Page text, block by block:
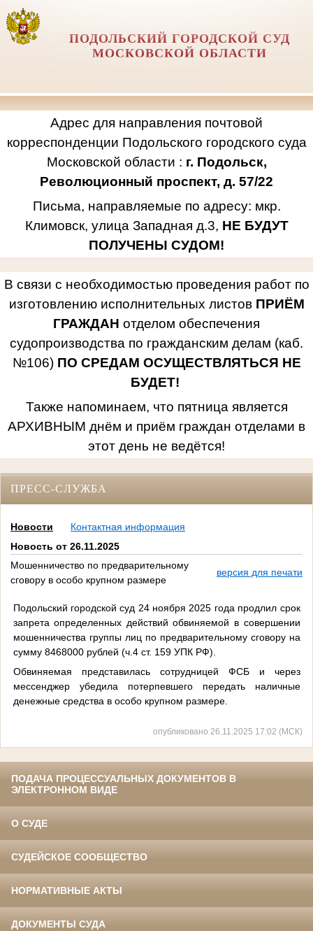
ПОДОЛЬСКИЙ ГОРОДСКОЙ СУД
МОСКОВСКОЙ ОБЛАСТИ
Адрес для направления почтовой
корреспонденции Подольского городского суда
Московской области : г. Подольск,
Революционный проспект, д. 57/22
Письма, направляемые по адресу: мкр.
Климовск, улица Западная д.3, НЕ БУДУТ
ПОЛУЧЕНЫ СУДОМ!
В связи с необходимостью проведения работ по
изготовлению исполнительных листов ПРИЁМ
ГРАЖДАН отделом обеспечения
судопроизводства по гражданским делам (каб.
№106) ПО СРЕДАМ ОСУЩЕСТВЛЯТЬСЯ НЕ
БУДЕТ!
Также напоминаем, что пятница является
АРХИВНЫМ днём и приём граждан отделами в
этот день не ведётся!
ПРЕСС-СЛУЖБА
Новости
Контактная информация
Новость от 26.11.2025
Мошенничество по предварительному
сговору в особо крупном размере
версия для печати
Подольский городской суд 24 ноября 2025 года продлил срок
запрета определенных действий обвиняемой в совершении
мошенничества группы лиц по предварительному сговору на
сумму 8468000 рублей (ч.4 ст. 159 УПК РФ).
Обвиняемая представилась сотрудницей ФСБ и через
мессенджер убедила потерпевшего передать наличные
денежные средства в особо крупном размере.
опубликовано 26.11.2025 17:02 (МСК)
ПОДАЧА ПРОЦЕССУАЛЬНЫХ ДОКУМЕНТОВ В
ЭЛЕКТРОННОМ ВИДЕ
О СУДЕ
СУДЕЙСКОЕ СООБЩЕСТВО
НОРМАТИВНЫЕ АКТЫ
ДОКУМЕНТЫ СУДА